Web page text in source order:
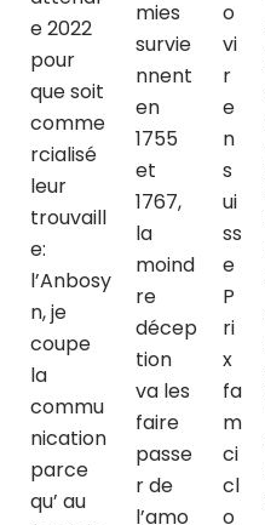
e 2022
pour
que soit
comme
rcialisé
leur
trouvaill
e:
l’Anbosy
n, je
coupe
la
commu
nication
parce
qu’ au
mies
survie
nnent
en
1755
et
1767,
la
moind
re
décep
tion
va les
faire
passe
r de
l’amo
o
vi
r
e
n
s
ui
ss
e
P
ri
x
fa
m
ci
cl
o